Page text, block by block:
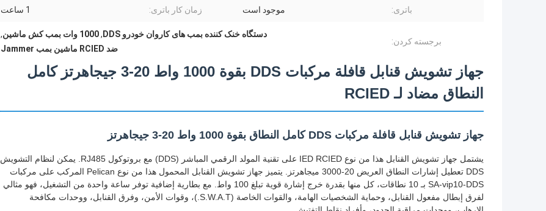
باتری: موجود است زمان کار باتری: 1 ساعت
برجسته کردن:
دستگاه خنک کننده بمب های کاروان خودرو DDS ,1000 وات بمب کش ماشین
,
ضد RCIED ماشین بمب Jammer
جهاز تشويش قنابل قافلة مركبات DDS بقوة 1000 واط 20-3 جيجاهرتز كامل
النطاق مضاد لـ RCIED
جهاز تشويش قنابل قافلة مركبات DDS كامل النطاق بقوة 1000 واط 20-3 جيجاهرتز
يشتمل جهاز تشويش القنابل هذا من نوع IED RCIED على تقنية المولد الرقمي المباشر (DDS) مع بروتوكول RJ485. يمكن لنظام التشويش
DDS تعطيل إشارات النطاق العريض 20-3000 ميجاهرتز. يتميز جهاز تشويش القنابل المحمول هذا من نوع Pelican المركب على مركبات
SA-vip10-DDS بـ 10 نطاقات، كل منها بقدرة خرج إشارة قوية تبلغ 100 واط. مع بطارية إضافية توفر ساعة واحدة من التشغيل، فهو مثالي
لفرق إبطال مفعول القنابل، وحماية الشخصيات الهامة، والقوات الخاصة (S.W.A.T.)، وقوات الأمن، وفرق القنابل، ووحدات مكافحة